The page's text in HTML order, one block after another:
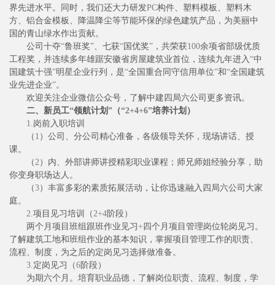
界先进水平。同时，我们还大力研发PC构件、塑料模板、塑料木
方、铝合金模板、降温降尘等节能环保的绿色建筑产品，为美丽中
国的青山绿水作出贡献。
公司十夺“鲁班奖” 、七获“国优奖” ，共荣获100余项省部级优质
工程奖，并连续多年雄踞安徽省房屋建筑业首位，连续九年进入 “中
国建筑十强”明星企业行列，是“全国重合同守信用单位”和“全国建筑
业先进企业”。
欢迎关注企业微信公众号，了解中建四局六公司更多资讯。
二、新员工“领航计划 ” （“2+4+6”培养计划）
1. 岗前入职培训
（ 1 ）公司、分公司精心准备，各级领导关怀，现场讲话、授
课。
（ 2 ）内、外部讲师讲授精彩职业课程；师兄师姐经验分享，助
你变身职场达人。
（3）丰富多彩的素质拓展活动，让你迅速融入四局六公司大家
庭。
2. 项目见习培训（ 2+4阶段）
两个月项目班组跟班作业见习+四个月项目管理岗位轮岗见习。
了解建筑工地和班组作业的基本知识，掌握项目管理工作的职责、
流程、制度，为之后的定岗见习选择做准备。
3. 定岗见习（6阶段）
为期六个月。培育职业品德，了解岗位职责、流程、制度，学